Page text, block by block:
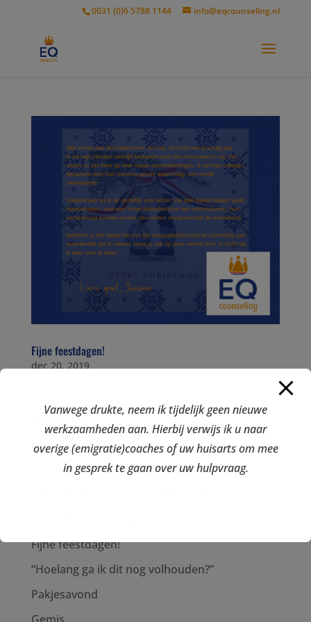
0031 (0)6 5788 1144 info@eqcounseling.nl
Fijne feestdagen!
dec 20, 2019
Nieuws
Andere koers voor 2021
Succes maak je samen!
Fijne feestdagen!
“Hoelang ga ik dit nog volhouden?”
Pakjesavond
modal-check
Vanwege drukte, neem ik tijdelijk geen nieuwe
werkzaamheden aan. Hierbij verwijs ik u naar
overige (emigratie)coaches of uw huisarts om mee
in gesprek te gaan over uw hulpvraag.